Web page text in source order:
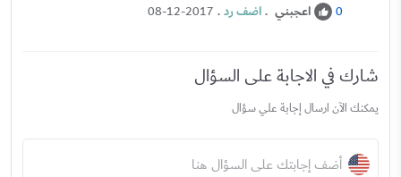
0 اعجبني .اضف رد.
08-12-2017
شارك في الاجابة على السؤال
يمكنك الآن ارسال إجابة علي سؤال
أضف إجابتك على السؤال هنا